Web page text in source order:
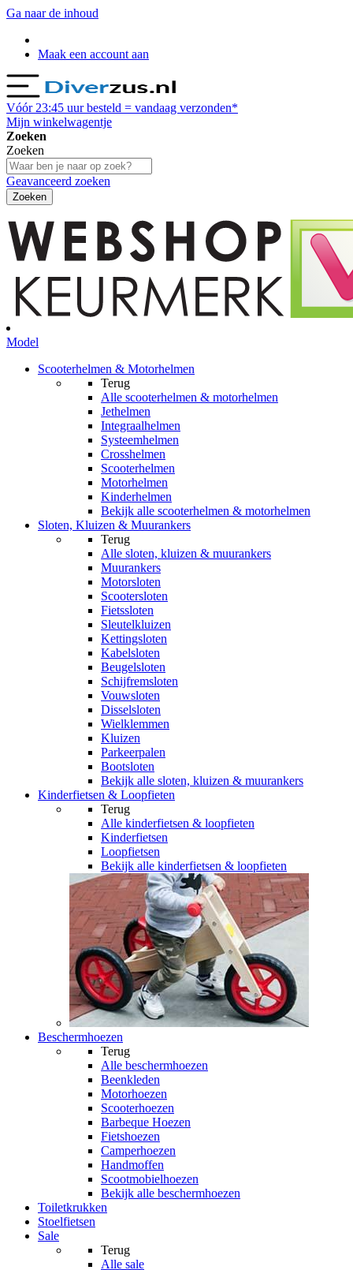
Ga naar de inhoud
Maak een account aan
Vóór 23:45 uur besteld = vandaag verzonden*
Mijn winkelwagentje
Zoeken
Zoeken
Geavanceerd zoeken
Zoeken
Model
Scooterhelmen & Motorhelmen
Terug
Alle scooterhelmen & motorhelmen
Jethelmen
Integraalhelmen
Systeemhelmen
Crosshelmen
Scooterhelmen
Motorhelmen
Kinderhelmen
Bekijk alle scooterhelmen & motorhelmen
Sloten, Kluizen & Muurankers
Terug
Alle sloten, kluizen & muurankers
Muurankers
Motorsloten
Scootersloten
Fietssloten
Sleutelkluizen
Kettingsloten
Kabelsloten
Beugelsloten
Schijfremsloten
Vouwsloten
Disselsloten
Wielklemmen
Kluizen
Parkeerpalen
Bootsloten
Bekijk alle sloten, kluizen & muurankers
Kinderfietsen & Loopfieten
Terug
Alle kinderfietsen & loopfieten
Kinderfietsen
Loopfietsen
Bekijk alle kinderfietsen & loopfieten
Beschermhoezen
Terug
Alle beschermhoezen
Beenkleden
Motorhoezen
Scooterhoezen
Barbeque Hoezen
Fietshoezen
Camperhoezen
Handmoffen
Scootmobielhoezen
Bekijk alle beschermhoezen
Toiletkrukken
Stoelfietsen
Sale
Terug
Alle sale